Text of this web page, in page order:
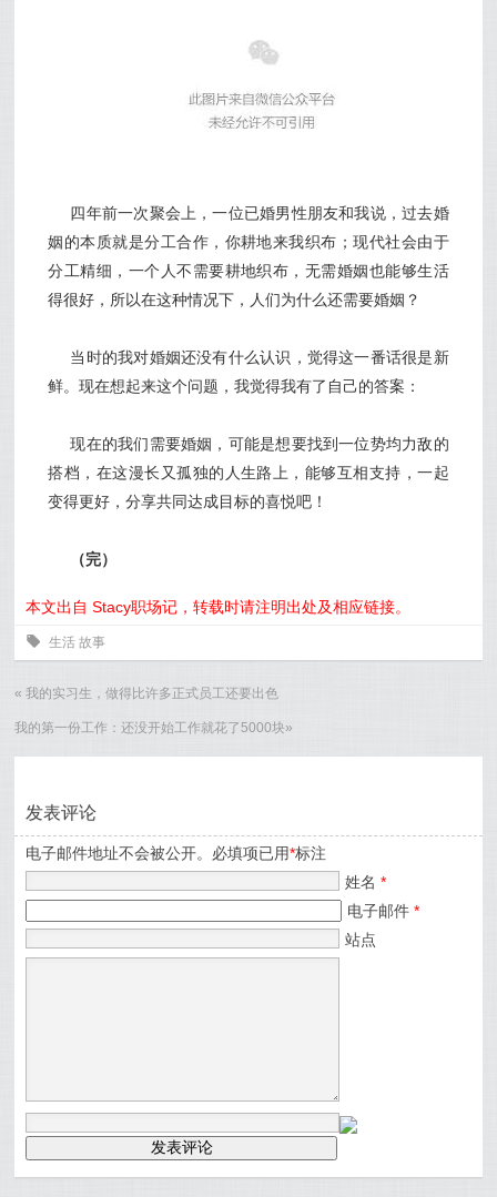
四年前一次聚会上，一位已婚男性朋友和我说，过去婚
姻的本质就是分工合作，你耕地来我织布；现代社会由于
分工精细，一个人不需要耕地织布，无需婚姻也能够生活
得很好，所以在这种情况下，人们为什么还需要婚姻？
当时的我对婚姻还没有什么认识，觉得这一番话很是新
鲜。现在想起来这个问题，我觉得我有了自己的答案：
现在的我们需要婚姻，可能是想要找到一位势均力敌的
搭档，在这漫长又孤独的人生路上，能够互相支持，一起
变得更好，分享共同达成目标的喜悦吧！
（完）
本文出自 Stacy职场记，转载时请注明出处及相应链接。
0 生活 故事
«我的实习生，做得比许多正式员工还要出色
我的第一份工作：还没开始工作就花了5000块»
发表评论
电子邮件地址不会被公开。必填项已用*标注
姓名*
电子邮件*
站点